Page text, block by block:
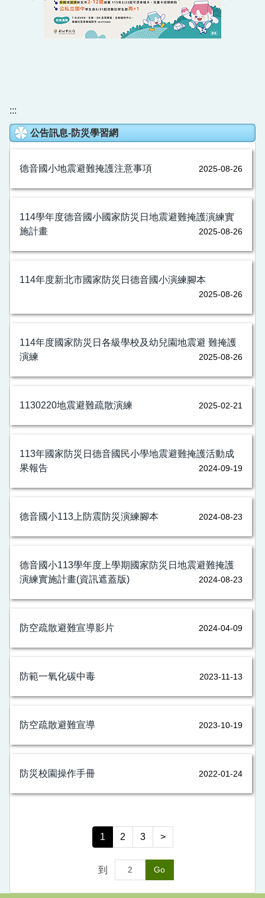
:::
公告訊息-防災學習網
德音國小地震避難掩護注意事項 2025-08-26
114學年度德音國小國家防災日地震避難掩護演練實
施計畫
2025-08-26
114年度新北市國家防災日德音國小演練腳本
2025-08-26
114年度國家防災日各級學校及幼兒園地震避 難掩護
演練
2025-08-26
1130220地震避難疏散演練 2025-02-21
113年國家防災日德音國民小學地震避難掩護活動成
果報告
2024-09-19
德音國小113上防震防災演練腳本 2024-08-23
德音國小113學年度上學期國家防災日地震避難掩護
演練實施計畫(資訊遮蓋版)
2024-08-23
防空疏散避難宣導影片 2024-04-09
防範一氧化碳中毒 2023-11-13
防空疏散避難宣導 2023-10-19
防災校園操作手冊 2022-01-24
1 2 3 >
到 Go